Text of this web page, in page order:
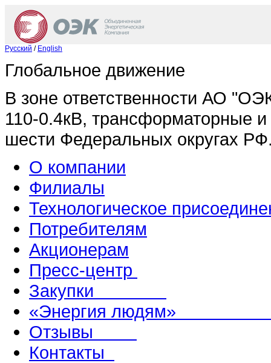
Русский / English
Глобальное движение
В зоне ответственности АО
110-0.4кВ, трансформаторные
шести Федеральных округах
О компании
Филиалы
Технологическое
Потребителям
Акционерам
Пресс-центр
Закупки
«Энергия
Отзывы
Контакты